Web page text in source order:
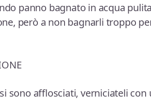
panno bagnato in acqua
però a non bagnarli troppo
sono afflosciati, verniciateli